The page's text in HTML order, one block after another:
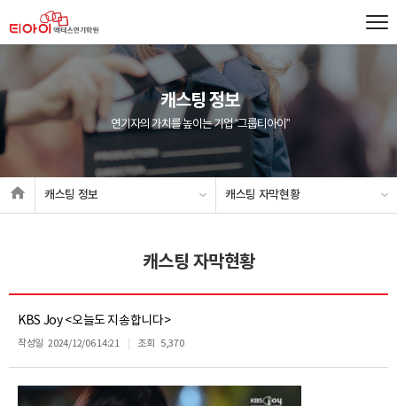
캐스팅 정보
연기자의 가치를 높이는 기업 “그룹티아이”
캐스팅 정보 캐스팅 자막현황
캐스팅 자막현황
KBS Joy <오늘도 지송합니다>
작성일 2024/12/06 14:21 조회 5,370